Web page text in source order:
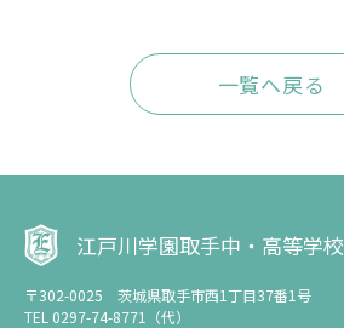
一覧へ戻る
江戸川学園取手中・高等学校
〒302-0025 茨城県取手市西1丁目37番1号
TEL 0297-74-8771（代）